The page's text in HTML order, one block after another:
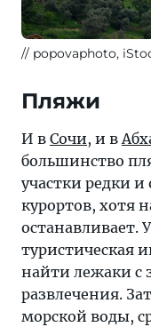
popovaphoto,
Пляжи
И в Сочи, и в
большинство
участки редки
курортов, хотя
останавливает.
туристическая
найти лежаки с
развлечения.
морской воды,